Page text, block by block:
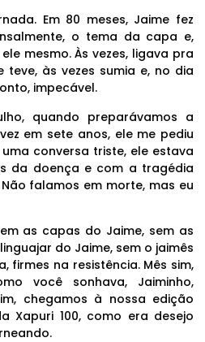
Em 80 meses, Jaime fez
o tema da capa e,
mesmo. Às vezes, ligava pra
às vezes sumia e, no dia
impecável.
quando preparávamos a
em sete anos, ele me pediu
conversa triste, ele estava
da doença e com a tragédia
falamos em morte, mas eu
as capas do Jaime, sem as
do Jaime, sem o jaimês
firmes na resistência. Mês sim,
você sonhava, Jaiminho,
chegamos à nossa edição
Xapuri 100, como era desejo